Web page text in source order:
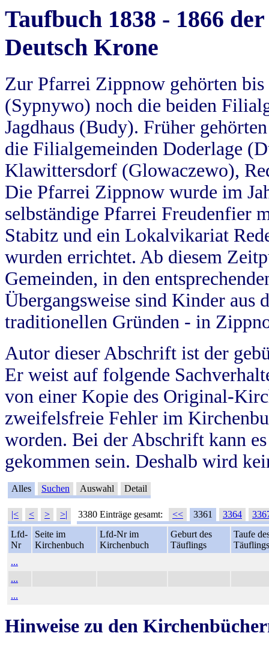
Taufbuch 1838 - 1866
Deutsch Krone
Zur Pfarrei Zippnow gehörten
(Sypnywo) noch die beiden
Jagdhaus (Budy). Früher
die Filialgemeinden Doderlage
Klawittersdorf (Glowaczewo),
Die Pfarrei Zippnow wurde im
selbständige Pfarrei Freudenfier
Stabitz und ein Lokalvikariat
wurden errichtet. Ab diesem
Gemeinden, in den
Übergangsweise sind Kinder aus
traditionellen Gründen - in
Autor dieser Abschrift ist der
Er weist auf folgende
von einer Kopie des Original-
zweifelsfreie Fehler im
worden. Bei der Abschrift kann
gekommen sein. Deshalb wird
Alles Suchen Auswahl Detail
|< < > >| 3380 Einträge gesamt: << 3361 3364
Lfd-
Nr
Seite im
Kirchenbuch
Lfd-Nr im
Kirchenbuch
Geburt des
Täuflings
Taufe
Täuflings
...
...
...
Hinweise zu den